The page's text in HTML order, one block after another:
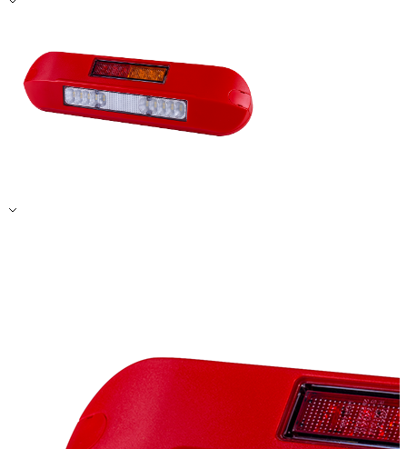
Meine Einstellungen speichern
Alle akzeptieren